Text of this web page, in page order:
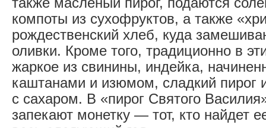
компоты из сухофруктов, а также
рождественский хлеб, куда
оливки. Кроме того, традиционно в
жаркое из свинины, индейка,
каштанами и изюмом, сладкий пирог
с сахаром. В «пирог Святого
запекают монетку — тот, кто найдет